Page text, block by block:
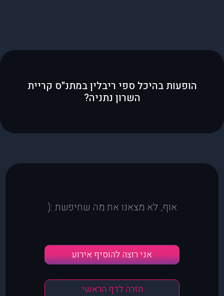
הופעות בהיכל ספי ריבלין במתנ"ס קריית
השרון נתניה?
אוף, לא מצאנו את מה שחיפשת :(
אני רוצה להוסיף אירוע
חזרה לדף הראשי